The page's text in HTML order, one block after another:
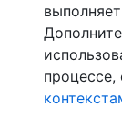
процессе,